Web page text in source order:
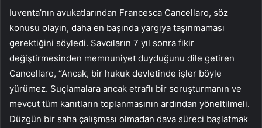
Iuventa’nın avukatlarından Francesca Cancellaro, söz
konusu olayın, daha en başında yargıya taşınmaması
gerektiğini söyledi. Savcıların 7 yıl sonra fikir
değiştirmesinden memnuniyet duyduğunu dile getiren
Cancellaro, “Ancak, bir hukuk devletinde işler böyle
yürümez. Suçlamalara ancak etraflı bir soruşturmanın ve
mevcut tüm kanıtların toplanmasının ardından yöneltilmeli.
Düzgün bir saha çalışması olmadan dava süreci başlatmak